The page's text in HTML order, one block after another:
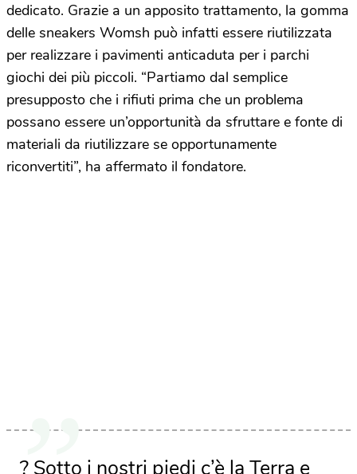
dedicato. Grazie a un apposito trattamento, la gomma
delle sneakers Womsh può infatti essere riutilizzata
per realizzare i pavimenti anticaduta per i parchi
giochi dei più piccoli. “Partiamo dal semplice
presupposto che i rifiuti prima che un problema
possano essere un’opportunità da sfruttare e fonte di
materiali da riutilizzare se opportunamente
riconvertiti”, ha affermato il fondatore.